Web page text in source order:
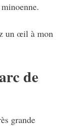
un œil à mon
de
grande